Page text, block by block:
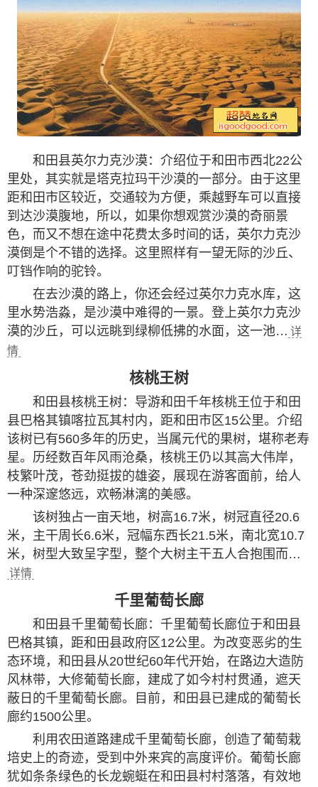
和田县英尔力克沙漠：介绍位于和田市西北22公
里处，其实就是塔克拉玛干沙漠的一部分。由于这里
距和田市区较近，交通较为方便，乘越野车可以直接
到达沙漠腹地，所以，如果你想观赏沙漠的奇丽景
色，而又不想在途中花费太多时间的话，英尔力克沙
漠倒是个不错的选择。这里照样有一望无际的沙丘、
叮铛作响的驼铃。
在去沙漠的路上，你还会经过英尔力克水库，这
里水势浩淼，是沙漠中难得的一景。登上英尔力克沙
漠的沙丘，可以远眺到绿柳低拂的水面，这一池… 详
情
核桃王树
和田县核桃王树：导游和田千年核桃王位于和田
县巴格其镇喀拉瓦其村内，距和田市区15公里。介绍
该树已有560多年的历史，当属元代的果树，堪称老寿
星。历经数百年风雨沧桑，核桃王仍以其高大伟岸，
枝繁叶茂，苍劲挺拔的雄姿，展现在游客面前，给人
一种深邃悠远，欢畅淋漓的美感。
该树独占一亩天地，树高16.7米，树冠直径20.6
米，主干周长6.6米，冠幅东西长21.5米，南北宽10.7
米，树型大致呈字型，整个大树主干五人合抱围而…
详情
千里葡萄长廊
和田县千里葡萄长廊：千里葡萄长廊位于和田县
巴格其镇，距和田县政府区12公里。为改变恶劣的生
态环境，和田县从20世纪60年代开始，在路边大造防
风林带，大修葡萄长廊，建成了如今村村贯通，遮天
蔽日的千里葡萄长廊。目前，和田县已建成的葡萄长
廊约1500公里。
利用农田道路建成千里葡萄长廊，创造了葡萄栽
培史上的奇迹，受到中外来宾的高度评价。葡萄长廊
犹如条条绿色的长龙蜿蜓在和田县村村落落，有效地